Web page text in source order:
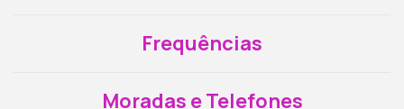
Frequências
Moradas e Telefones